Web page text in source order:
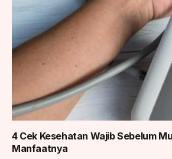
4 Cek Kesehatan Wajib Sebelum
Manfaatnya